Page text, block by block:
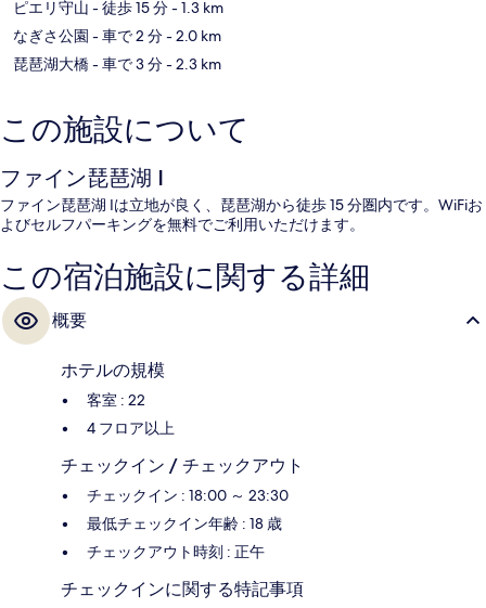
ピエリ守山 - 徒歩 15 分- 1.3 km
なぎさ公園 - 車で 2 分- 2.0 km
琵琶湖大橋- 車で 3 分- 2.3 km
この施設について
ファイン琵琶湖 I
ファイン琵琶湖 Iは立地が良く、琵琶湖から徒歩 15 分圏内です。WiFiお
よびセルフパーキングを無料でご利用いただけます。
この宿泊施設に関する詳細
概要
ホテルの規模
客室 : 22
4 フロア以上
チェックイン / チェックアウト
チェックイン : 18:00 ～ 23:30
最低チェックイン年齢 : 18 歳
チェックアウト時刻 : 正午
チェックインに関する特記事項